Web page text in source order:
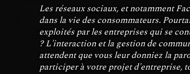
Les réseaux sociaux, et notamment
dans la vie des consommateurs.
exploités par les entreprises qui se
? L'interaction et la gestion de
attendent que vous leur donniez la
participer à votre projet d'entreprise,